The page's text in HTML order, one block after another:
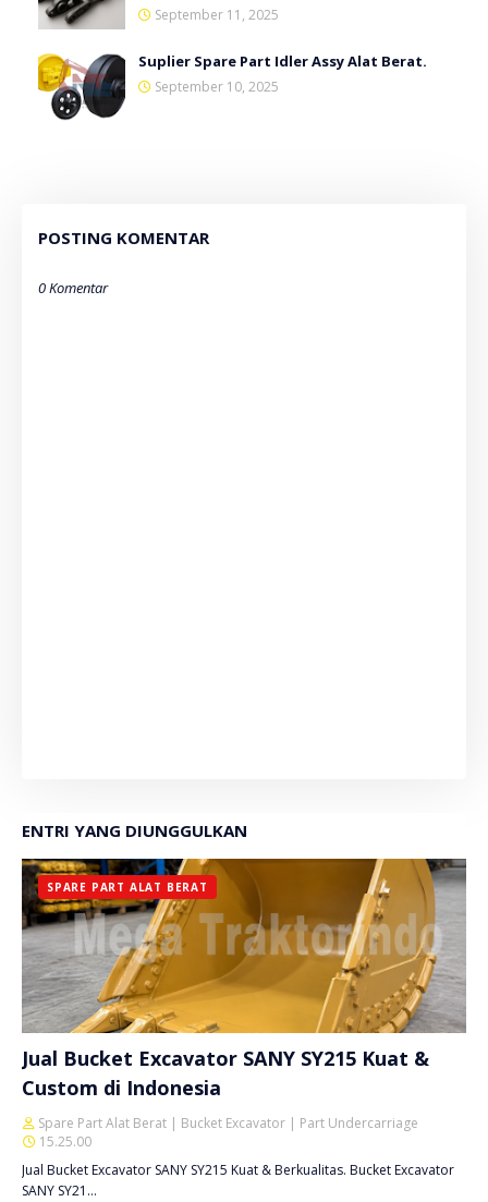
September 11, 2025
Suplier Spare Part Idler Assy Alat Berat.
September 10, 2025
POSTING KOMENTAR
0 Komentar
ENTRI YANG DIUNGGULKAN
SPARE PART ALAT BERAT
Jual Bucket Excavator SANY SY215 Kuat &
Custom di Indonesia
Spare Part Alat Berat | Bucket Excavator | Part Undercarriage
15.25.00
Jual Bucket Excavator SANY SY215 Kuat & Berkualitas. Bucket Excavator
SANY SY21…